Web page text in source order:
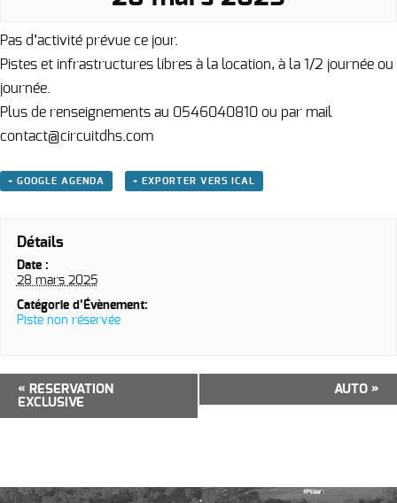
Pas d’activité prévue ce jour.
Pistes et infrastructures libres à la location, à la 1/2 journée ou
journée.
Plus de renseignements au 0546040810 ou par mail
contact@circuitdhs.com
+ GOOGLE AGENDA + EXPORTER VERS ICAL
Détails
Date :
28 mars 2025
Catégorie d’Évènement:
Piste non réservée
Navigation
Évènement
« RESERVATION
EXCLUSIVE
AUTO »